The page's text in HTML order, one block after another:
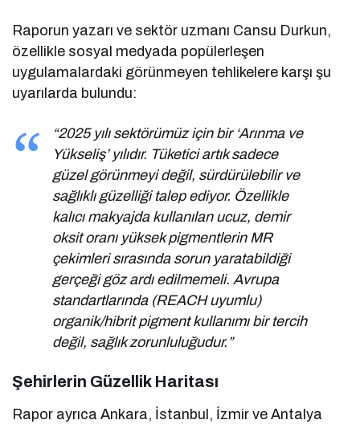
Raporun yazarı ve sektör uzmanı Cansu Durkun,
özellikle sosyal medyada popülerleşen
uygulamalardaki görünmeyen tehlikelere karşı şu
uyarılarda bulundu:
“2025 yılı sektörümüz için bir ‘Arınma ve
Yükseliş’ yılıdır. Tüketici artık sadece
güzel görünmeyi değil, sürdürülebilir ve
sağlıklı güzelliği talep ediyor. Özellikle
kalıcı makyajda kullanılan ucuz, demir
oksit oranı yüksek pigmentlerin MR
çekimleri sırasında sorun yaratabildiği
gerçeği göz ardı edilmemeli. Avrupa
standartlarında (REACH uyumlu)
organik/hibrit pigment kullanımı bir tercih
değil, sağlık zorunluluğudur.”
Şehirlerin Güzellik Haritası
Rapor ayrıca Ankara, İstanbul, İzmir ve Antalya